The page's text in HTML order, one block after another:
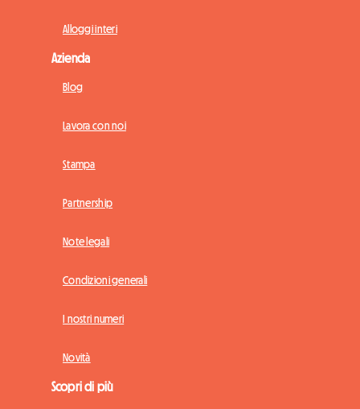
Alloggi interi
Azienda
Blog
Lavora con noi
Stampa
Partnership
Note legali
Condizioni generali
I nostri numeri
Novità
Scopri di più